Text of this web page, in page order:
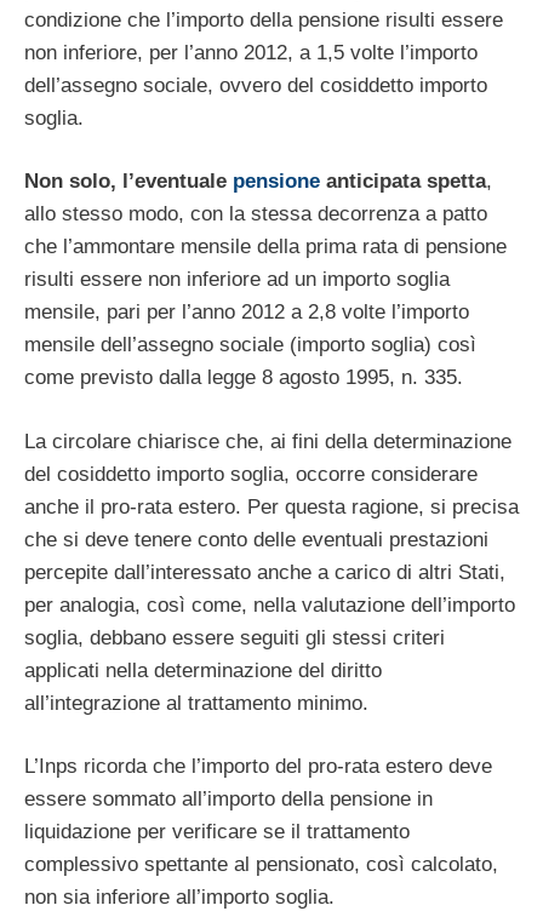
condizione che l’importo della pensione risulti essere
non inferiore, per l’anno 2012, a 1,5 volte l’importo
dell’assegno sociale, ovvero del cosiddetto importo
soglia.
Non solo, l’eventuale pensione anticipata spetta,
allo stesso modo, con la stessa decorrenza a patto
che l’ammontare mensile della prima rata di pensione
risulti essere non inferiore ad un importo soglia
mensile, pari per l’anno 2012 a 2,8 volte l’importo
mensile dell’assegno sociale (importo soglia) così
come previsto dalla legge 8 agosto 1995, n. 335.
La circolare chiarisce che, ai fini della determinazione
del cosiddetto importo soglia, occorre considerare
anche il pro-rata estero. Per questa ragione, si precisa
che si deve tenere conto delle eventuali prestazioni
percepite dall’interessato anche a carico di altri Stati,
per analogia, così come, nella valutazione dell’importo
soglia, debbano essere seguiti gli stessi criteri
applicati nella determinazione del diritto
all’integrazione al trattamento minimo.
L’Inps ricorda che l’importo del pro-rata estero deve
essere sommato all’importo della pensione in
liquidazione per verificare se il trattamento
complessivo spettante al pensionato, così calcolato,
non sia inferiore all’importo soglia.